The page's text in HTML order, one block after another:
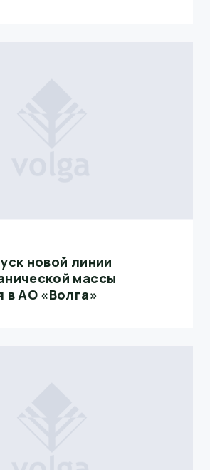
новой линии
массы
в АО «Волга»